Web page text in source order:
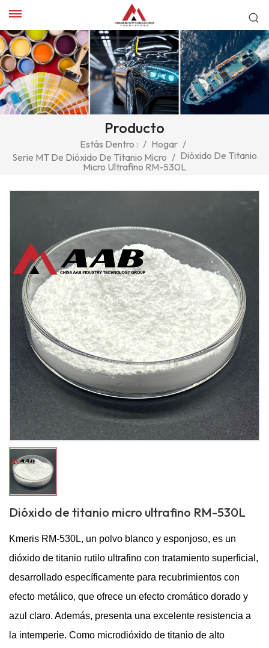
Producto
Estás Dentro : / Hogar /
Serie MT De Dióxido De Titanio Micro / Dióxido De Titanio
Micro Ultrafino RM-530L
Dióxido de titanio micro ultrafino RM-530L
Kmeris RM-530L, un polvo blanco y esponjoso, es un
dióxido de titanio rutilo ultrafino con tratamiento superficial,
desarrollado específicamente para recubrimientos con
efecto metálico, que ofrece un efecto cromático dorado y
azul claro. Además, presenta una excelente resistencia a
la intemperie. Como microdióxido de titanio de alto